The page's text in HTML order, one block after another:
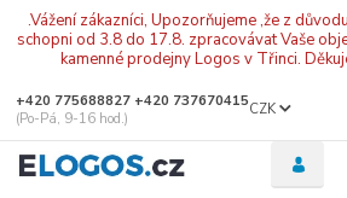
.Vážení zákazníci, Upozorňujeme ,že z
schopni od 3.8 do 17.8. zpracovávat Vaše
kamenné prodejny Logos v Třinci.
CZK
+420 775688827 +420 737670415
(Po-Pá, 9-16 hod.)